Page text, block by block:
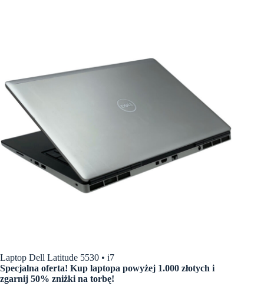
Laptop Dell Latitude 5530 • i7
Specjalna oferta! Kup laptopa powyżej 1.000 złotych i
zgarnij 50% zniżki na torbę!